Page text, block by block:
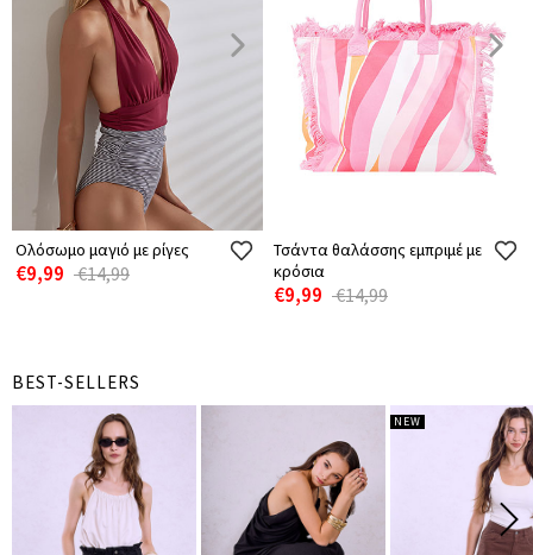
Ολόσωμο μαγιό με ρίγες
€9,99 €14,99
Τσάντα θαλάσσης εμπριμέ με
κρόσια
€9,99 €14,99
BEST-SELLERS
NEW